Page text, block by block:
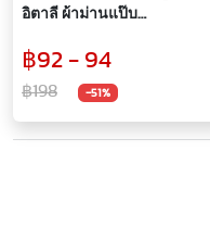
อิตาลี ผ้าม่านแป๊บ
1 ผืน)
฿92 - 94
฿198 -51%